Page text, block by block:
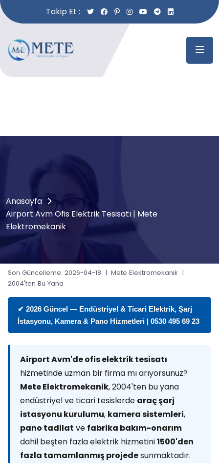
Takip Et :
Anasayfa
Airport Avm Ofis Elektrik Tesisatı | Mete
Elektromekanik
Son Güncelleme: 2026-04-18 | Mete Elektromekanik |
2004'ten Bu Yana
✔ 2026 Güncel — Endüstriyel & Ticari Elektrik, Şarj
İstasyonu, Kamera & Pano Hizmetleri | 0530 495 69 23
Airport Avm'de ofis elektrik tesisatı
hizmetinde uzman bir firma mı arıyorsunuz?
Mete Elektromekanik, 2004'ten bu yana
endüstriyel ve ticari tesislerde araç şarj
istasyonu kurulumu, kamera sistemleri,
pano tadilat ve fabrika bakım-onarım
dahil beşten fazla elektrik hizmetini1500'den
fazla tamamlanmış projedesunmaktadır.